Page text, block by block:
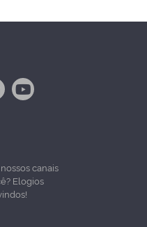
canais
Elogios